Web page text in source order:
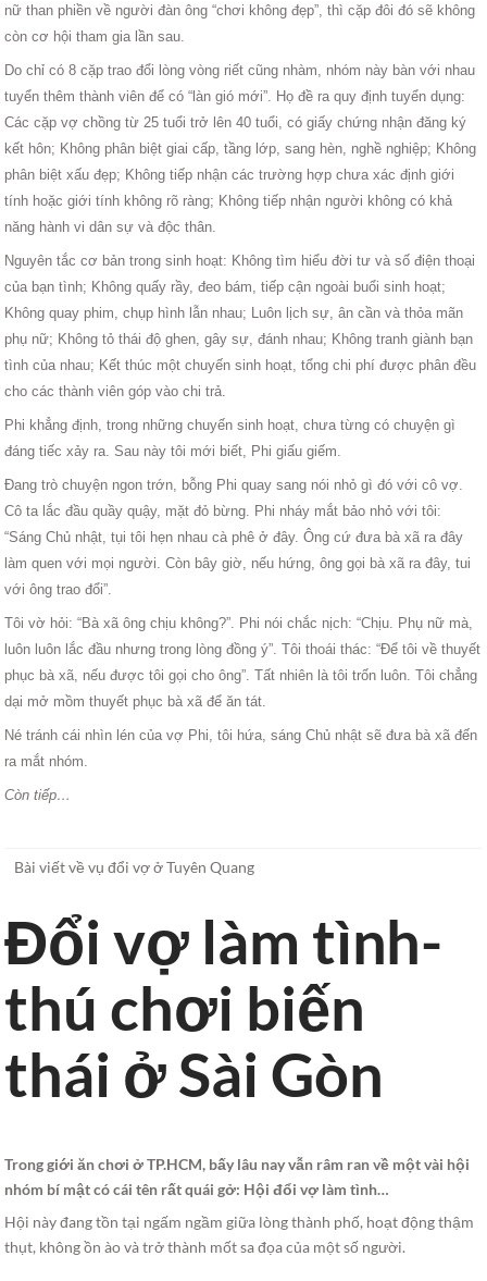
nữ than phiền về người đàn ông “chơi không đẹp”, thì cặp đôi đó sẽ không
còn cơ hội tham gia lần sau.
Do chỉ có 8 cặp trao đổi lòng vòng riết cũng nhàm, nhóm này bàn với nhau
tuyển thêm thành viên để có “làn gió mới”. Họ đề ra quy định tuyển dụng:
Các cặp vợ chồng từ 25 tuổi trở lên 40 tuổi, có giấy chứng nhận đăng ký
kết hôn; Không phân biệt giai cấp, tầng lớp, sang hèn, nghề nghiệp; Không
phân biệt xấu đẹp; Không tiếp nhận các trường hợp chưa xác định giới
tính hoặc giới tính không rõ ràng; Không tiếp nhận người không có khả
năng hành vi dân sự và độc thân.
Nguyên tắc cơ bản trong sinh hoạt: Không tìm hiểu đời tư và số điện thoại
của bạn tình; Không quấy rầy, đeo bám, tiếp cận ngoài buổi sinh hoạt;
Không quay phim, chụp hình lẫn nhau; Luôn lịch sự, ân cần và thỏa mãn
phụ nữ; Không tỏ thái độ ghen, gây sự, đánh nhau; Không tranh giành bạn
tình của nhau; Kết thúc một chuyến sinh hoạt, tổng chi phí được phân đều
cho các thành viên góp vào chi trả.
Phi khẳng định, trong những chuyến sinh hoạt, chưa từng có chuyện gì
đáng tiếc xảy ra. Sau này tôi mới biết, Phi giấu giếm.
Đang trò chuyện ngon trớn, bỗng Phi quay sang nói nhỏ gì đó với cô vợ.
Cô ta lắc đầu quầy quậy, mặt đỏ bừng. Phi nháy mắt bảo nhỏ với tôi:
“Sáng Chủ nhật, tụi tôi hẹn nhau cà phê ở đây. Ông cứ đưa bà xã ra đây
làm quen với mọi người. Còn bây giờ, nếu hứng, ông gọi bà xã ra đây, tui
với ông trao đổi”.
Tôi vờ hỏi: “Bà xã ông chịu không?”. Phi nói chắc nịch: “Chịu. Phụ nữ mà,
luôn luôn lắc đầu nhưng trong lòng đồng ý”. Tôi thoái thác: “Để tôi về thuyết
phục bà xã, nếu được tôi gọi cho ông”. Tất nhiên là tôi trốn luôn. Tôi chẳng
dại mở mồm thuyết phục bà xã để ăn tát.
Né tránh cái nhìn lén của vợ Phi, tôi hứa, sáng Chủ nhật sẽ đưa bà xã đến
ra mắt nhóm.
Còn tiếp…
Bài viết về vụ đổi vợ ở Tuyên Quang
Đổi vợ làm tình-
thú chơi biến
thái ở Sài Gòn
Trong giới ăn chơi ở TP.HCM, bấy lâu nay vẫn râm ran về một vài hội
nhóm bí mật có cái tên rất quái gở: Hội đổi vợ làm tình…
Hội này đang tồn tại ngấm ngầm giữa lòng thành phố, hoạt động thậm
thụt, không ồn ào và trở thành mốt sa đọa của một số người.